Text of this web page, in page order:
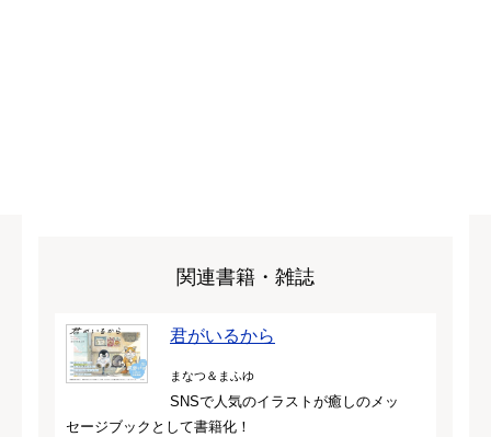
関連書籍・雑誌
君がいるから
まなつ＆まふゆ
SNSで人気のイラストが癒しのメッ
セージブックとして書籍化！